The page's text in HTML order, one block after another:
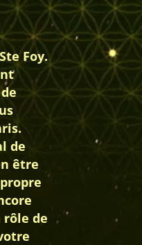
Foy.
de
être
rôle de